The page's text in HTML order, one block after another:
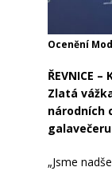
Ocenění
ŘEVNICE
Zlatá
národních
„Jsme